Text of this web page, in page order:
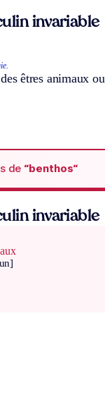
invariable
êtres animaux
de “benthos“
invariable